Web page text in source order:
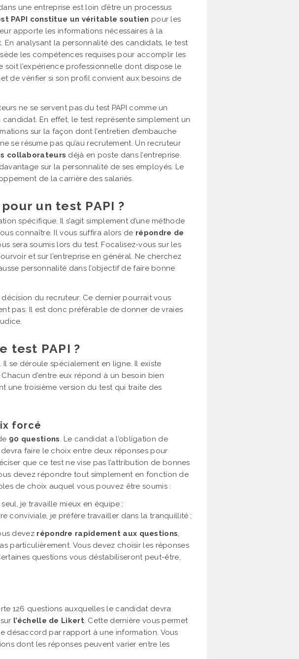
une entreprise est loin d’être un processus
PAPI constitue un véritable soutien pour les
apporte les informations nécessaires à la
analysant la personnalité des candidats, le test
les compétences requises pour accomplir les
l’expérience professionnelle dont dispose le
de vérifier si son profil convient aux besoins de
ne se servent pas du test PAPI comme un
En effet, le test représente simplement un
sur la façon dont l’entretien d’embauche
se résume pas qu’au recrutement. Un recruteur
collaborateurs déjà en poste dans l’entreprise.
sur la personnalité de ses employés. Le
de la carrière des salariés.
un test PAPI ?
spécifique. Il s’agit simplement d’une méthode
connaître. Il vous suffira alors de répondre de
sera soumis lors du test. Focalisez-vous sur les
et sur l’entreprise en général. Ne cherchez
personnalité dans l’objectif de faire bonne
du recruteur. Ce dernier pourrait vous
pas. Il est donc préférable de donner de vraies
test PAPI ?
Il se déroule spécialement en ligne. Il existe
d’entre eux répond à un besoin bien
une troisième version du test qui traite des
forcé
90 questions. Le candidat a l’obligation de
faire le choix entre deux réponses pour
que ce test ne vise pas l’attribution de bonnes
devez répondre tout simplement en fonction de
de choix auquel vous pouvez être soumis :
je travaille mieux en équipe ;
conviviale, je préfère travailler dans la tranquillité ;
devez répondre rapidement aux questions,
particulièrement. Vous devez choisir les réponses
questions vous déstabiliseront peut-être,
126 questions auxquelles le candidat devra
l’échelle de Likert. Cette dernière vous permet
désaccord par rapport à une information. Vous
dont les réponses peuvent varier entre les